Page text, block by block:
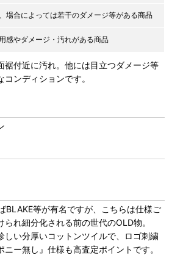
場合によっては若干のダメージ等がある商品
感やダメージ・汚れがある商品
裾付近に汚れ。他には目立つダメージ等
ンディションです。
BLAKE等が有名ですが、こちらは仕様ご
られ細分化される前の世代のOLD物。
しい分厚いコットンツイルで、ロゴ刺繍
ー無し』仕様も高査定ポイントです。